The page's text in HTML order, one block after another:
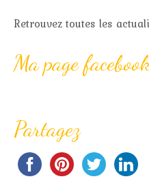
Retrouvez toutes les
Ma page
Partagez